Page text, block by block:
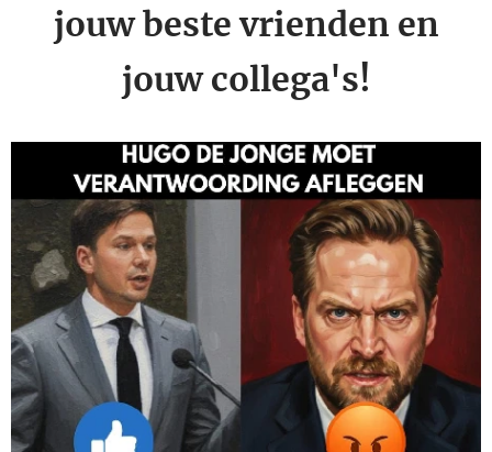
jouw beste vrienden en
jouw collega's!